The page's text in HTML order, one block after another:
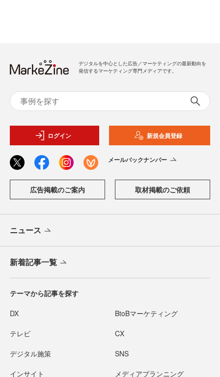
デジタルを中心とした広告／マーケティングの最新動向を
発信するマーケティング専門メディアです。
ログイン 新規会員登録
メールバックナンバー
広告掲載のご案内 取材掲載のご依頼
ニュース
新着記事一覧
テーマから記事を探す
DX BtoBマーケティング
テレビ CX
デジタル施策 SNS
インサイト メディアプランニング